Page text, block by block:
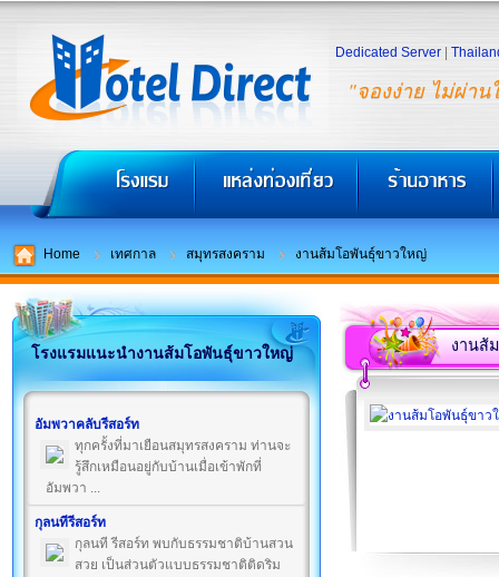
"จองง่าย ไม่ผ่าน
Dedicated Server
Home เทศกาล สมุทรสงคราม งานส้มโอพันธุ์ขาวใหญ่
โรงแรมแนะนำงานส้มโอพันธุ์ขาวใหญ่
อัมพวาคลับรีสอร์ท
ทุกครั้งที่มาเยือนสมุทรสงคราม ท่านจะ
รู้สึกเหมือนอยู่กับบ้านเมื่อเข้าพักที่
อัมพวา ...
กุลนทีรีสอร์ท
กุลนที รีสอร์ท พบกับธรรมชาติบ้านสวน
สวย เป็นส่วนตัวแบบธรรมชาติติดริม
งานส้